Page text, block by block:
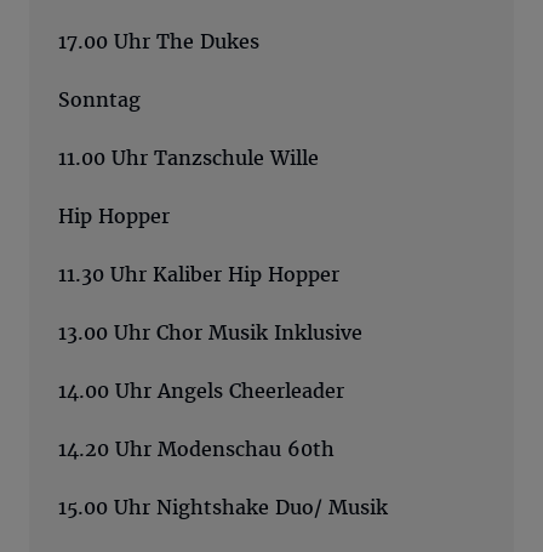
17.00 Uhr The Dukes
Sonntag
11.00 Uhr Tanzschule Wille
Hip Hopper
11.30 Uhr Kaliber Hip Hopper
13.00 Uhr Chor Musik Inklusive
14.00 Uhr Angels Cheerleader
14.20 Uhr Modenschau 60th
15.00 Uhr Nightshake Duo/ Musik